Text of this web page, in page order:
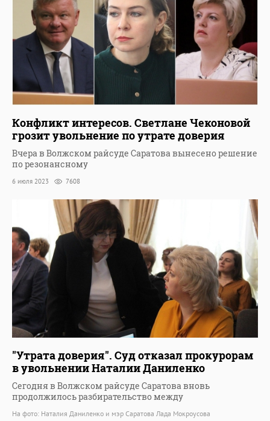
Конфликт интересов. Светлане Чеконовой
грозит увольнение по утрате доверия
Вчера в Волжском райсуде Саратова вынесено решение
по резонансному
6 июля 2023 7608
"Утрата доверия". Суд отказал прокурорам
в увольнении Наталии Даниленко
Сегодня в Волжском райсуде Саратова вновь
продолжилось разбирательство между
На фото: Наталия Даниленко и мэр Саратова Лада Мокроусова